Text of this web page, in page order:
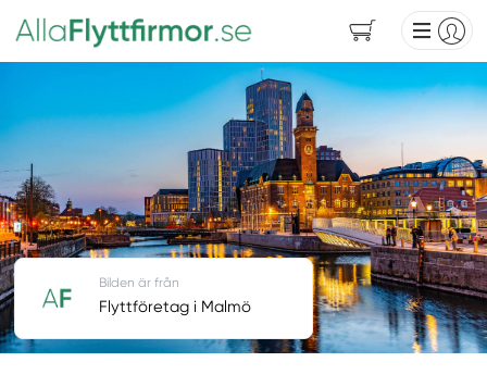
Bilden är från
Flyttföretag i Malmö